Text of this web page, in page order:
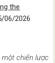
the
06/2026
một chiến lược